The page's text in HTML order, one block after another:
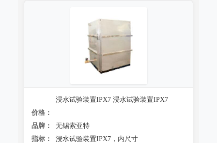
浸水试验装置IPX7 浸水试验装置IPX7
价格：
品牌：
无锡索亚特
指标：
浸水试验装置IPX7，内尺寸